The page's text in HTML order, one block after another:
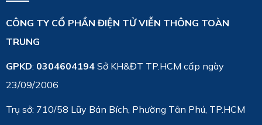
CÔNG TY CỔ PHẦN ĐIỆN TỬ VIỄN THÔNG TOÀN
TRUNG
GPKD: 0304604194 Sở KH&ĐT TP.HCM cấp ngày
23/09/2006
Trụ sở: 710/58 Lũy Bán Bích, Phường Tân Phú, TP.HCM